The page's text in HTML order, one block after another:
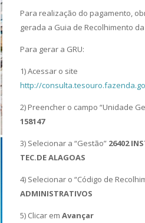
Para realização do pagamento,
gerada a Guia de Recolhimento da
Para gerar a GRU:
1) Acessar o site
http://
2) Preencher o campo “Unidade
158147
3) Selecionar a “Gestão” 26402
TEC.DE ALAGOAS
4) Selecionar o “Código de
ADMINISTRATIVOS
5) Clicar emAvançar